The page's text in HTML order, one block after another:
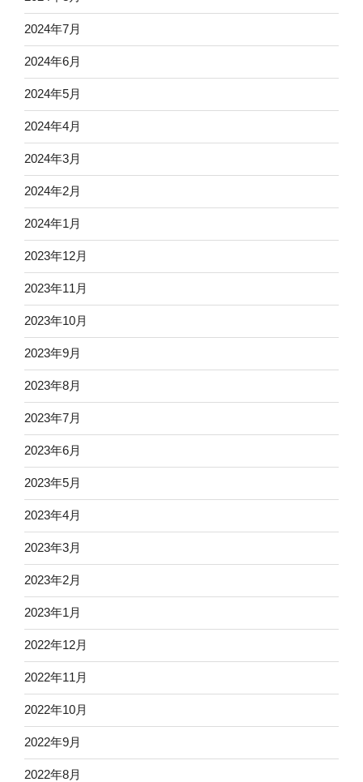
2024年7月
2024年6月
2024年5月
2024年4月
2024年3月
2024年2月
2024年1月
2023年12月
2023年11月
2023年10月
2023年9月
2023年8月
2023年7月
2023年6月
2023年5月
2023年4月
2023年3月
2023年2月
2023年1月
2022年12月
2022年11月
2022年10月
2022年9月
2022年8月